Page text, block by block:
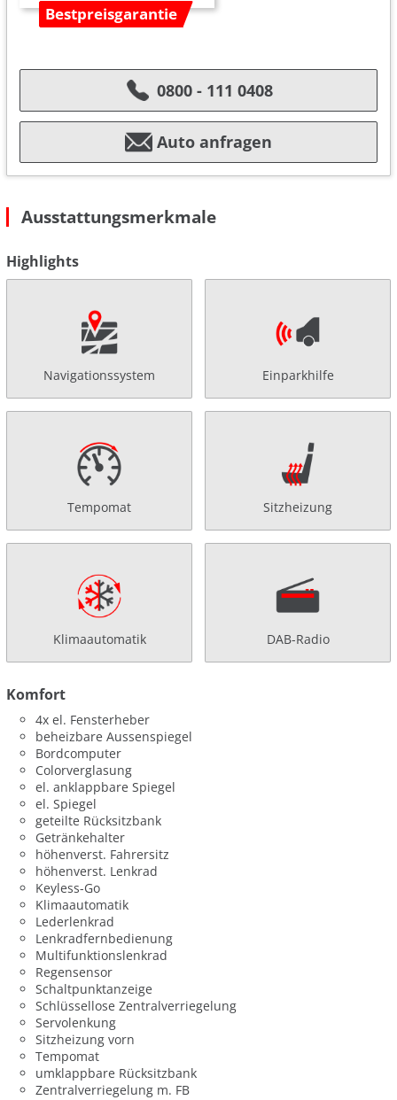
Bestpreisgarantie
0800 - 111 0408
Auto anfragen
Ausstattungsmerkmale
Highlights
Navigationssystem Einparkhilfe
Tempomat Sitzheizung
Klimaautomatik DAB-Radio
Komfort
4x el. Fensterheber
beheizbare Aussenspiegel
Bordcomputer
Colorverglasung
el. anklappbare Spiegel
el. Spiegel
geteilte Rücksitzbank
Getränkehalter
höhenverst. Fahrersitz
höhenverst. Lenkrad
Keyless-Go
Klimaautomatik
Lederlenkrad
Lenkradfernbedienung
Multifunktionslenkrad
Regensensor
Schaltpunktanzeige
Schlüssellose Zentralverriegelung
Servolenkung
Sitzheizung vorn
Tempomat
umklappbare Rücksitzbank
Zentralverriegelung m. FB